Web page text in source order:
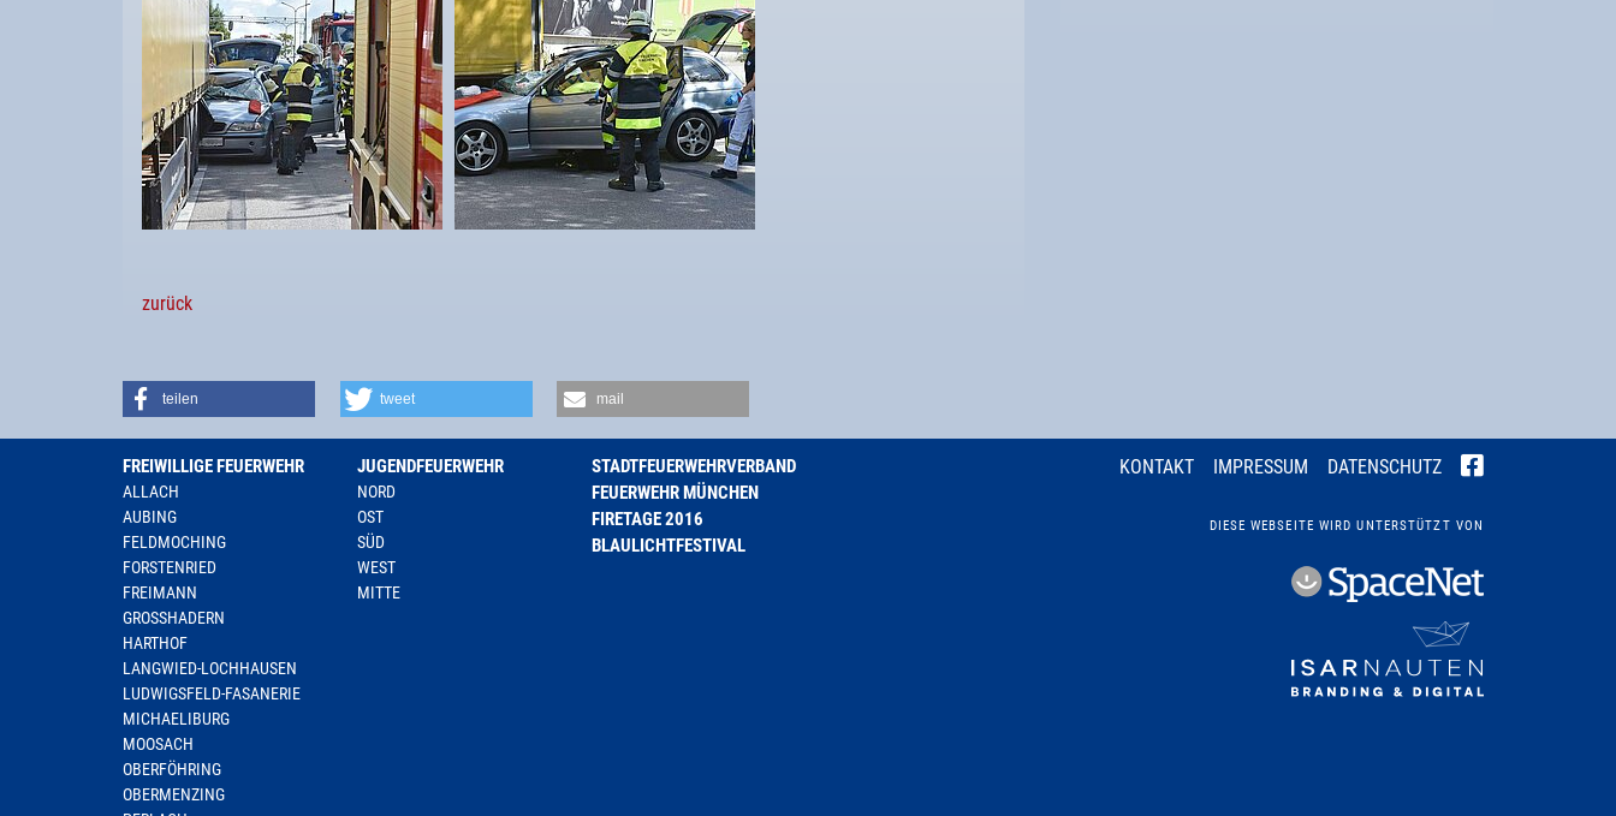
zurück
teilen tweet mail
FREIWILLIGE FEUERWEHR
ALLACH
AUBING
FELDMOCHING
FORSTENRIED
FREIMANN
GROSSHADERN
HARTHOF
LANGWIED-LOCHHAUSEN
LUDWIGSFELD-FASANERIE
MICHAELIBURG
MOOSACH
OBERFÖHRING
OBERMENZING
JUGENDFEUERWEHR
NORD
OST
SÜD
WEST
MITTE
STADTFEUERWEHRVERBAND
FEUERWEHR MÜNCHEN
FIRETAGE 2016
BLAULICHTFESTIVAL
KONTAKT IMPRESSUM DATENSCHUTZ
DIESE WEBSEITE WIRD UNTERSTÜTZT VON